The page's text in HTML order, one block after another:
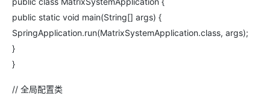
public static void main(String[] args) {
SpringApplication.run(MatrixSystemApplication.class, args);
}
}
// 全局配置类